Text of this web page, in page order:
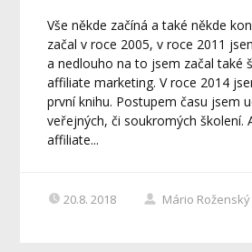
Vše někde začíná a také někde
začal v roce 2005, v roce 2011
a nedlouho na to jsem začal také
affiliate marketing. V roce 2014
první knihu. Postupem času jsem
veřejných, či soukromých školení.
affiliate...
20.8. 2018
Mário Roženský